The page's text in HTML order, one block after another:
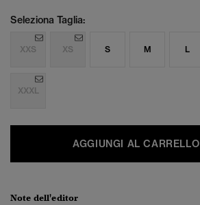
Seleziona Taglia:
XXS XS S M L
XXXL
AGGIUNGI AL CARRELLO
Note dell'editor